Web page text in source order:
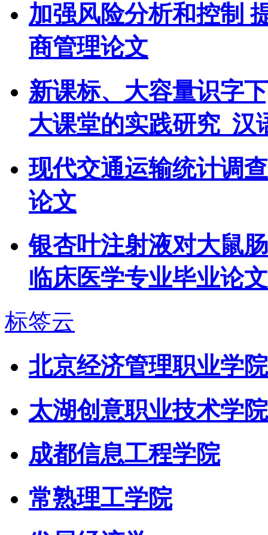
加强风险分析和控制
商管理论文
新课标、大容量识字
大课堂的实践研究_汉
现代交通运输统计调
论文
银杏叶注射液对大鼠
临床医学专业毕业论文
标签云
北京经济管理职业学院
太湖创意职业技术学院
成都信息工程学院
常熟理工学院